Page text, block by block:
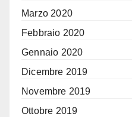
Marzo 2020
Febbraio 2020
Gennaio 2020
Dicembre 2019
Novembre 2019
Ottobre 2019